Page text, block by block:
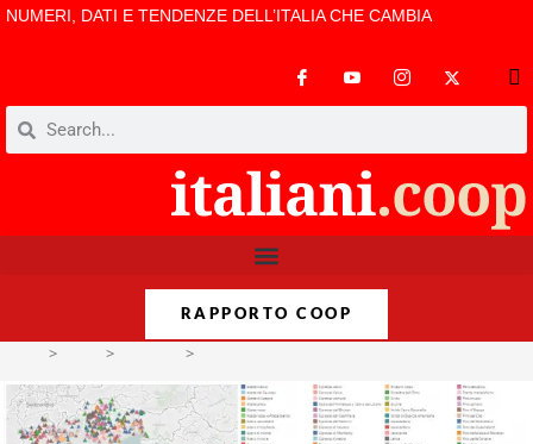
NUMERI, DATI E TENDENZE DELL’ITALIA CHE CAMBIA
RAPPORTO COOP
> > >